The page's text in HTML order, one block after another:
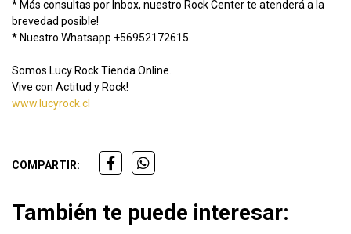
* Más consultas por Inbox, nuestro Rock Center te atenderá a la
brevedad posible!
* Nuestro Whatsapp +56952172615
Somos Lucy Rock Tienda Online.
Vive con Actitud y Rock!
www.lucyrock.cl
COMPARTIR:
También te puede interesar: